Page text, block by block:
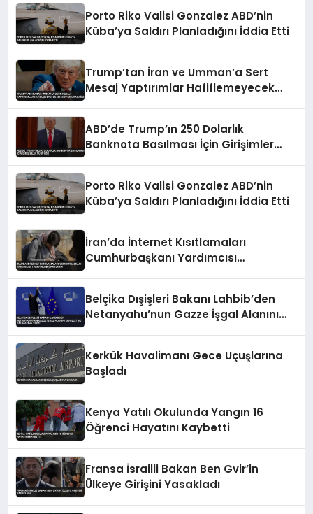
Porto Riko Valisi Gonzalez ABD’nin
Küba’ya Saldırı Planladığını İddia Etti
Trump’tan İran ve Umman’a Sert
Mesaj Yaptırımlar Hafiflemeyecek
ABD’de Trump’ın 250 Dolarlık
Banknota Basılması İçin Girişimler
Porto Riko Valisi Gonzalez ABD’nin
Küba’ya Saldırı Planladığını İddia Etti
İran’da İnternet Kısıtlamaları
Cumhurbaşkanı Yardımcısı
Belçika Dışişleri Bakanı Lahbib’den
Netanyahu’nun Gazze İşgal Alanını
Kerkük Havalimanı Gece Uçuşlarına
Başladı
Kenya Yatılı Okulunda Yangın 16
Öğrenci Hayatını Kaybetti
Fransa İsrailli Bakan Ben Gvir’in
Ülkeye Girişini Yasakladı